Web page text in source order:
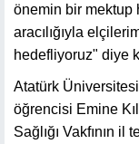
önemin bir mektup
aracılığıyla
hedefliyoruz" diye
Atatürk
öğrencisi Emine
Sağlığı Vakfının il